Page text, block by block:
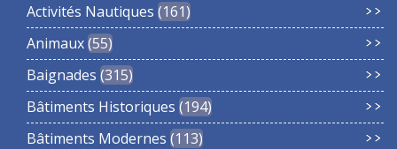
Activités Nautiques 161
Animaux 55
Baignades 315
Bâtiments Historiques 194
Bâtiments Modernes 113